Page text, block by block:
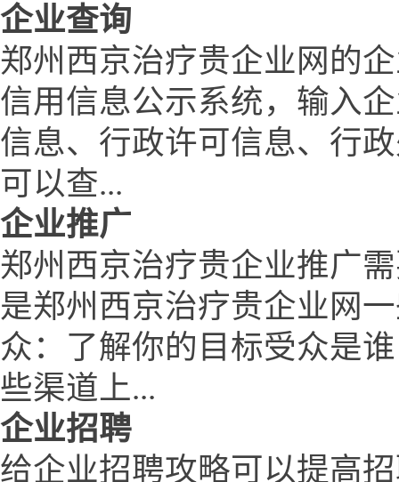
企业查询
郑州西京治疗贵企业网的
信用信息公示系统，输入
信息、行政许可信息、行
可以查...
企业推广
郑州西京治疗贵企业推广
是郑州西京治疗贵企业网
众：了解你的目标受众是
些渠道上...
企业招聘
给企业招聘攻略可以提高